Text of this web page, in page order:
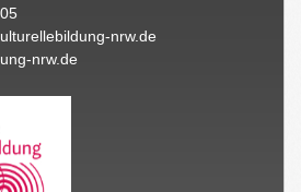
nrw.de
nrw.de